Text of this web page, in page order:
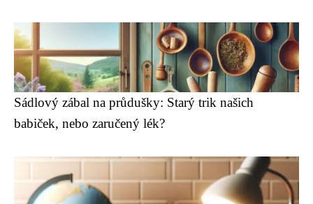
Sádlový zábal na průdušky: Starý trik našich
babiček, nebo zaručený lék?